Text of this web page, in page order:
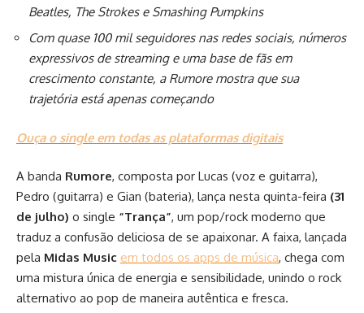
Beatles, The Strokes e Smashing Pumpkins
Com quase 100 mil seguidores nas redes sociais, números
expressivos de streaming e uma base de fãs em
crescimento constante, a Rumore mostra que sua
trajetória está apenas começando
Ouça o single em todas as plataformas digitais
A banda Rumore, composta por Lucas (voz e guitarra),
Pedro (guitarra) e Gian (bateria), lança nesta quinta-feira (31
de julho) o single “Trança”, um pop/rock moderno que
traduz a confusão deliciosa de se apaixonar. A faixa, lançada
pela Midas Music em todos os apps de música, chega com
uma mistura única de energia e sensibilidade, unindo o rock
alternativo ao pop de maneira autêntica e fresca.